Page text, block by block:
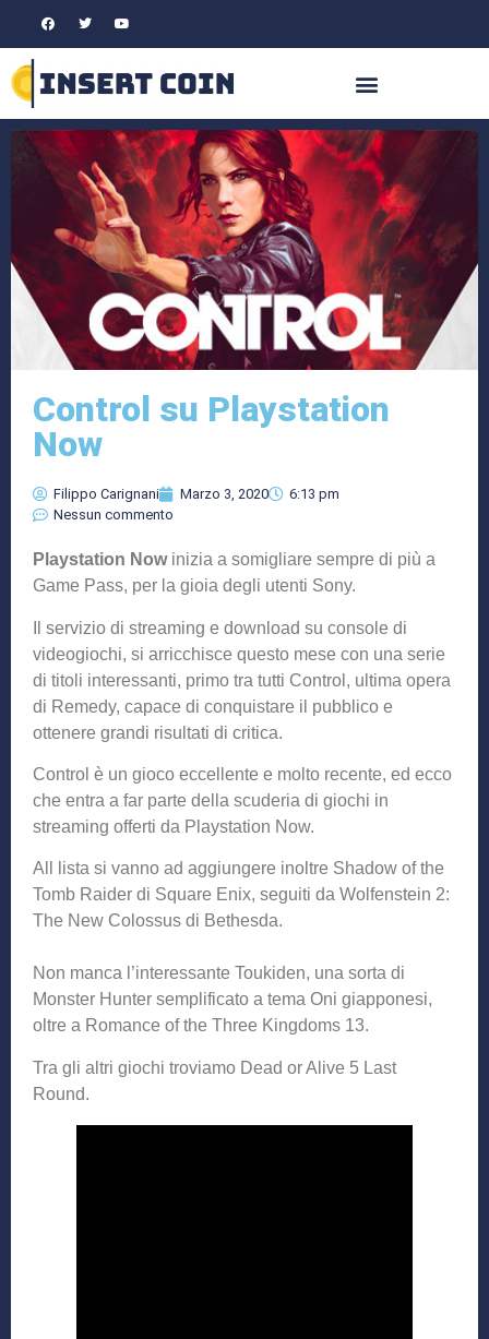
Control su Playstation
Now
Filippo Carignani Marzo 3, 2020
6:13 pm
Nessun commento
Playstation Now inizia a somigliare sempre di più a
Game Pass, per la gioia degli utenti Sony.
Il servizio di streaming e download su console di
videogiochi, si arricchisce questo mese con una serie
di titoli interessanti, primo tra tutti Control, ultima opera
di Remedy, capace di conquistare il pubblico e
ottenere grandi risultati di critica.
Control è un gioco eccellente e molto recente, ed ecco
che entra a far parte della scuderia di giochi in
streaming offerti da Playstation Now.
All lista si vanno ad aggiungere inoltre Shadow of the
Tomb Raider di Square Enix, seguiti da Wolfenstein 2:
The New Colossus di Bethesda.
Non manca l’interessante Toukiden, una sorta di
Monster Hunter semplificato a tema Oni giapponesi,
oltre a Romance of the Three Kingdoms 13.
Tra gli altri giochi troviamo Dead or Alive 5 Last
Round.